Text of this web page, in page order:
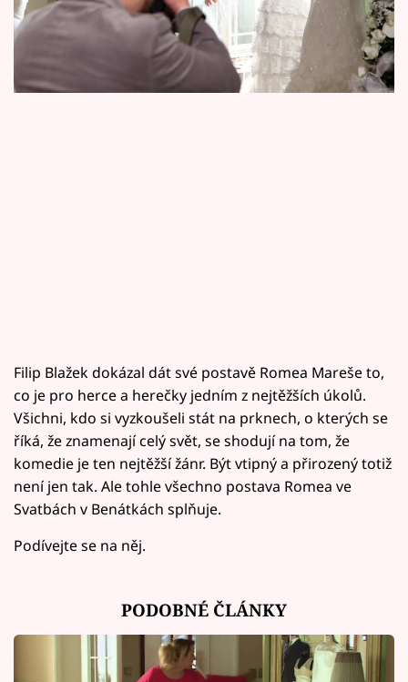
Sledujte prima+
Filmový festival Karlovy Vary
době svoji lásku k ženskému tělu prostě
nezapře. Podívejte se na video
Filip Blažek dokázal dát své postavě Romea Mareše to,
co je pro herce a herečky jedním z nejtěžších úkolů.
Všichni, kdo si vyzkoušeli stát na prknech, o kterých se
říká, že znamenají celý svět, se shodují na tom, že
komedie je ten nejtěžší žánr. Být vtipný a přirozený totiž
není jen tak. Ale tohle všechno postava Romea ve
Svatbách v Benátkách splňuje.
Podívejte se na něj.
PODOBNÉ ČLÁNKY